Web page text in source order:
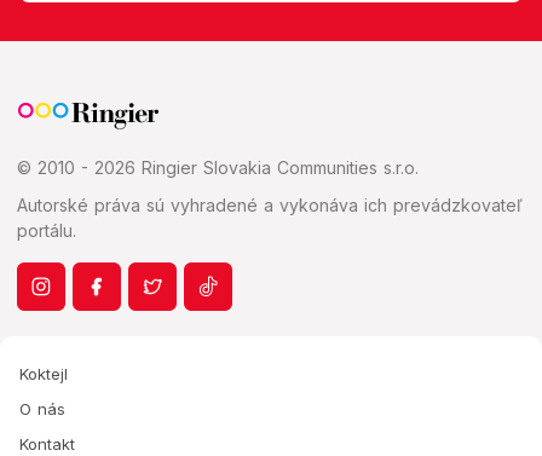
© 2010 - 2026 Ringier Slovakia Communities s.r.o.
Autorské práva sú vyhradené a vykonáva ich prevádzkovateľ
portálu.
Koktejl
O nás
Kontakt